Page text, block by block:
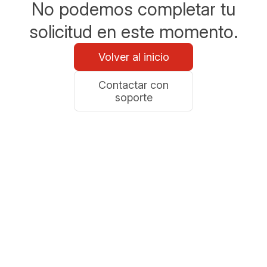
No podemos completar tu
solicitud en este momento.
Volver al inicio
Contactar con
soporte